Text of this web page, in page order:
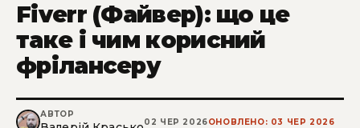
Fiverr (Файвер): що це
таке і чим корисний
фрілансеру
АВТОР
02 ЧЕР 2026ОНОВЛЕНО: 03 ЧЕР 2026